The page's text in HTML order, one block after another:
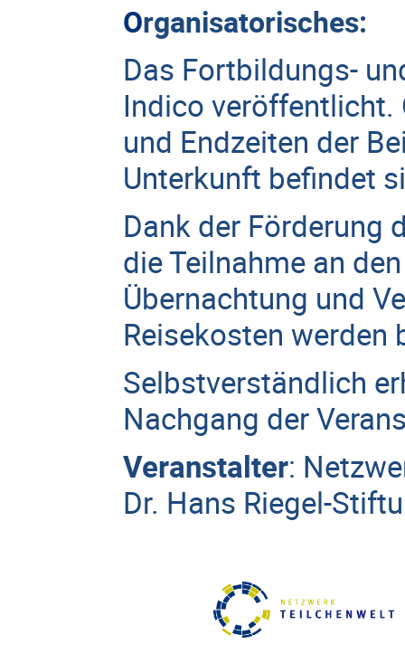
Organisatorisches:
Das Fortbildungs-
Indico veröffentlicht.
und Endzeiten der
Unterkunft befindet
Dank der Förderung
die Teilnahme an
Übernachtung und
Reisekosten werden
Selbstverständlich
Nachgang der
Veranstalter:
Dr. Hans Riegel-